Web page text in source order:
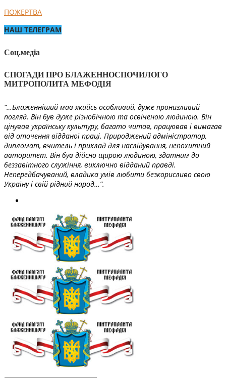
ПОЖЕРТВА
НАШ ТЕЛЕГРАМ
Соц.медіа
СПОГАДИ ПРО БЛАЖЕННОСПОЧИЛОГО
МИТРОПОЛИТА МЕФОДІЯ
“…Блаженніший мав якийсь особливий, дуже пронизливий
погляд. Він був дуже різнобічною та освіченою людиною. Він
цінував українську культуру, багато читав, працював і вимагав
від оточення відданої праці. Природжений адміністратор,
дипломат, вчитель і приклад для наслідування, непохитний
авторитет. Він був дійсно щирою людиною, здатним до
беззавітного служіння, виключно відданий правді.
Непередбачуваний, владика умів любити безкорисливо свою
Україну і свій рідний народ…”.